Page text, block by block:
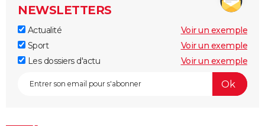
NEWSLETTERS
Actualité
Voir un exemple
Sport
Voir un exemple
Les dossiers d'actu
Voir un exemple